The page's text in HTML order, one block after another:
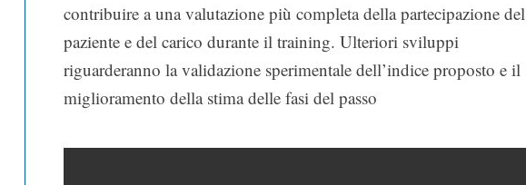
contribuire a una valutazione più completa della partecipazione del
paziente e del carico durante il training. Ulteriori sviluppi
riguarderanno la validazione sperimentale dell’indice proposto e il
miglioramento della stima delle fasi del passo